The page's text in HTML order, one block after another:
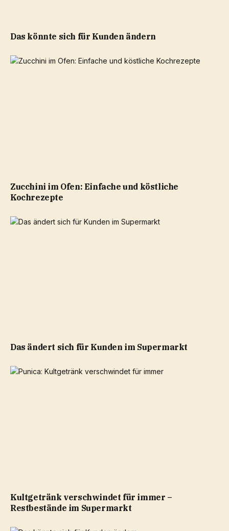
Das könnte sich für Kunden ändern
Zucchini im Ofen: Einfache und köstliche
Kochrezepte
Das ändert sich für Kunden im Supermarkt
Kultgetränk verschwindet für immer –
Restbestände im Supermarkt